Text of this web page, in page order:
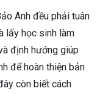
Anh đều phải tuân
lấy học sinh làm
định hướng giúp
để hoàn thiện bản
còn biết cách